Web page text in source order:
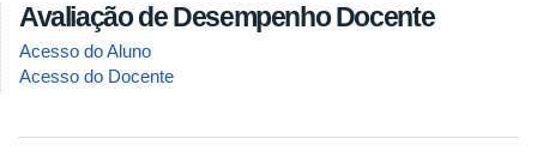
Avaliação de Desempenho Docente
Acesso do Aluno
Acesso do Docente